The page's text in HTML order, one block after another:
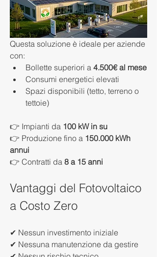
Questa soluzione è ideale per aziende
con:
Bollette superiori a 4.500€ al mese
Consumi energetici elevati
Spazi disponibili (tetto, terreno o
tettoie)
👉 Impianti da 100 kW in su
👉 Produzione fino a 150.000 kWh
annui
👉 Contratti da 8 a 15 anni
Vantaggi del Fotovoltaico
a Costo Zero
✔ Nessun investimento iniziale
✔ Nessuna manutenzione da gestire